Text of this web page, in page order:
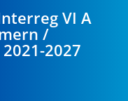
VI A
/
2027